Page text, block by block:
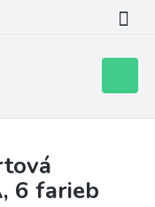
košík
6 farieb